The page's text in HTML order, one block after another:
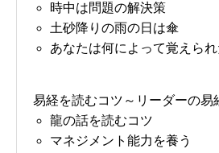
時中は問題の解決策
土砂降りの雨の日は傘
あなたは何によって覚えら
易経を読むコツ～リーダーの易
龍の話を読むコツ
マネジメント能力を養う